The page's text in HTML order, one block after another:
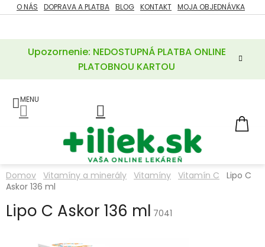
Prejsť
na
Upozornenie: NEDOSTUPNÁ PLATBA ONLINE
PLATOBNOU KARTOU
O NÁS DOPRAVA A PLATBA BLOG KONTAKT MOJA OBJEDNÁVKA
ZĽAVY
POTREBY
A
LIEKY
VITAMÍNY
MINERÁLY
Domov Vitamíny a minerály Vitamíny Vitamín C
Lipo C
Askor 136 ml
Lipo C Askor 136 ml 7041